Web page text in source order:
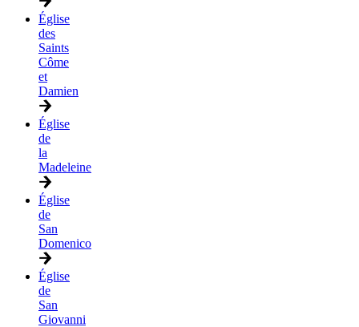
Église
des
Saints
Côme
et
Damien
Église
de
la
Madeleine
Église
de
San
Domenico
Église
de
San
Giovanni